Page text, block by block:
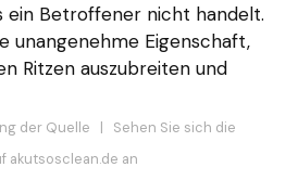
ein Betroffener nicht handelt.
unangenehme Eigenschaft,
Ritzen auszubreiten und
der Quelle | Sehen Sie sich die
akutsosclean.de an